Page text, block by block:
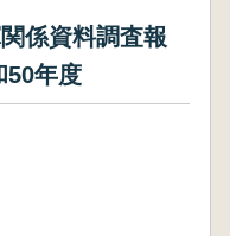
係資料調査報
50年度